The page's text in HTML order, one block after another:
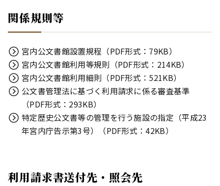
関係規則等
宮内公文書館設置規程（PDF形式：79KB）
宮内公文書館利用等規則（PDF形式：214KB）
宮内公文書館利用細則（PDF形式：521KB）
公文書管理法に基づく利用請求に係る審査基準
（PDF形式：293KB）
特定歴史公文書等の管理を行う施設の指定（平成23
年宮内庁告示第3号）（PDF形式：42KB）
利用請求書送付先・照会先